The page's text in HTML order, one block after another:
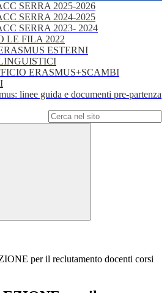
SERRA 2025-2026
SERRA 2024-2025
SERRA 2023- 2024
LE FILA 2022
ESTERNI
ERASMUS+SCAMBI
linee guida e documenti pre-partenza
per il reclutamento docenti corsi